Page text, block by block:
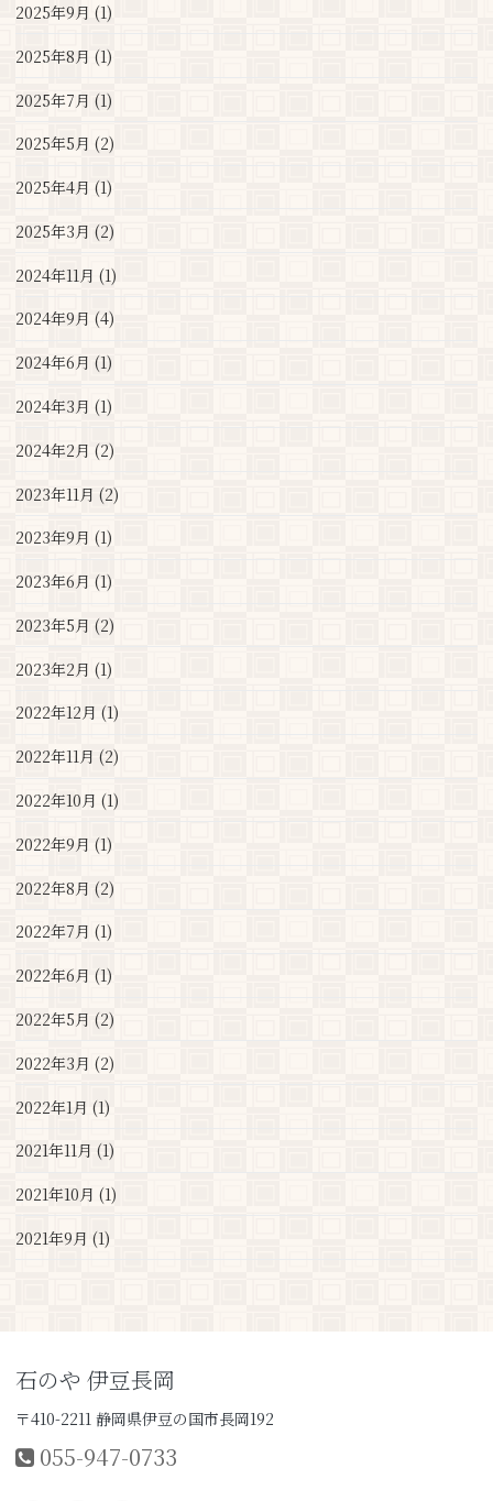
2025年9月 (1)
2025年8月 (1)
2025年7月 (1)
2025年5月 (2)
2025年4月 (1)
2025年3月 (2)
2024年11月 (1)
2024年9月 (4)
2024年6月 (1)
2024年3月 (1)
2024年2月 (2)
2023年11月 (2)
2023年9月 (1)
2023年6月 (1)
2023年5月 (2)
2023年2月 (1)
2022年12月 (1)
2022年11月 (2)
2022年10月 (1)
2022年9月 (1)
2022年8月 (2)
2022年7月 (1)
2022年6月 (1)
2022年5月 (2)
2022年3月 (2)
2022年1月 (1)
2021年11月 (1)
2021年10月 (1)
2021年9月 (1)
石のや 伊豆長岡
〒410-2211 静岡県伊豆の国市長岡192
055-947-0733